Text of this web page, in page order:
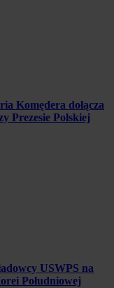
Komędera dołącza
Prezesie Polskiej
USWPS na
Południowej